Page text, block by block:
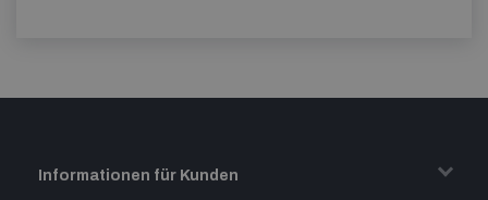
Informationen für Kunden